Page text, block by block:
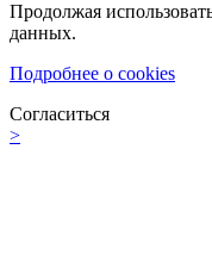
Продолжая
данных.
Подробнее о cookies
Согласиться
>